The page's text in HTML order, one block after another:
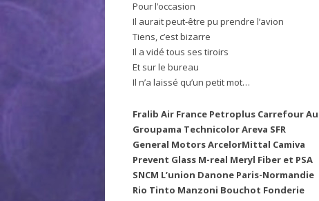
Pour l’occasion
Il aurait peut-être pu prendre l’avion
Tiens, c’est bizarre
Il a vidé tous ses tiroirs
Et sur le bureau
Il n’a laissé qu’un petit mot…
Fralib Air France Petroplus Carrefour
Groupama Technicolor Areva SFR
General Motors ArcelorMittal Camiva
Prevent Glass M-real Meryl Fiber et PSA
SNCM L’union Danone Paris-Normandie
Rio Tinto Manzoni Bouchot Fonderie